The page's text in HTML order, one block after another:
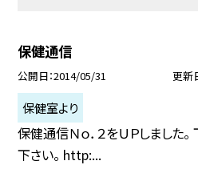
保健通信
公開日 2014/05/31 更新
保健室より
保健通信Ｎｏ．２をＵＰしました
下さい。 http:...